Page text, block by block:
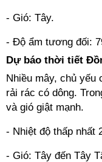
- Gió: Tây.
- Độ ẩm tương đối:
Dự báo thời tiết
Nhiều mây, chủ
rải rác có dông.
và gió giật mạnh.
- Nhiệt độ thấp nhất
- Gió: Tây đến Tây